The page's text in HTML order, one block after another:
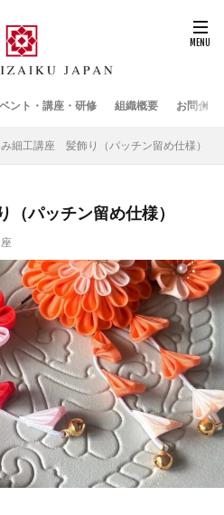
ント・講座・研修 組織概要 お問合せ
細工講座 髪飾り（パッチン留め仕様）
パッチン留め仕様）